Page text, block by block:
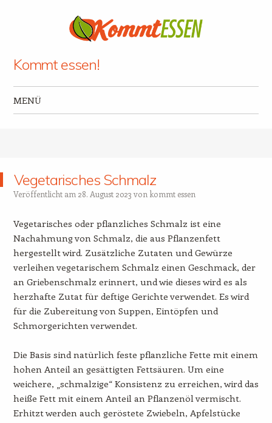
Kommt essen!
MENÜ
Vegetarisches Schmalz
Veröffentlicht am 28. August 2023 von kommt essen
Vegetarisches oder pflanzliches Schmalz ist eine
Nachahmung von Schmalz, die aus Pflanzenfett
hergestellt wird. Zusätzliche Zutaten und Gewürze
verleihen vegetarischem Schmalz einen Geschmack, der
an Griebenschmalz erinnert, und wie dieses wird es als
herzhafte Zutat für deftige Gerichte verwendet. Es wird
für die Zubereitung von Suppen, Eintöpfen und
Schmorgerichten verwendet.
Die Basis sind natürlich feste pflanzliche Fette mit einem
hohen Anteil an gesättigten Fettsäuren. Um eine
weichere, „schmalzige“ Konsistenz zu erreichen, wird das
heiße Fett mit einem Anteil an Pflanzenöl vermischt.
Erhitzt werden auch geröstete Zwiebeln, Apfelstücke